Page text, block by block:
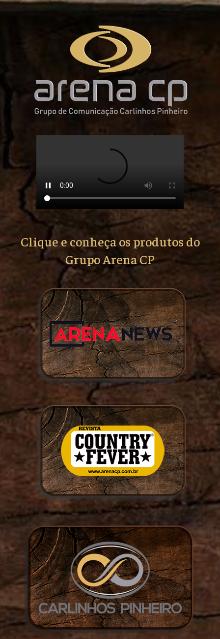
Clique e conheça os produtos do
Grupo Arena CP